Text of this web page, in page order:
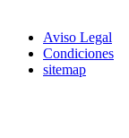
Aviso Legal
Condiciones
sitemap